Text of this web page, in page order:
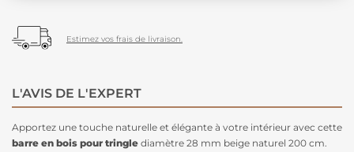
Estimez vos frais de livraison.
L'AVIS DE L'EXPERT
Apportez une touche naturelle et élégante à votre intérieur avec cette
barre en bois pour tringle diamètre 28 mm beige naturel 200 cm.